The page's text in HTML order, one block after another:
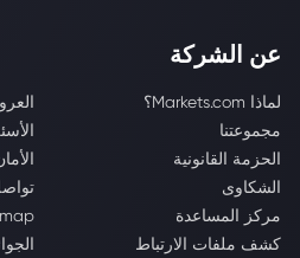
عن الشركة
لماذا Markets.com؟
مجموعتنا
الحزمة القانونية
الشكاوى
مركز المساعدة
كشف ملفات الارتباط